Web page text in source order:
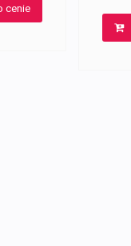
cenie